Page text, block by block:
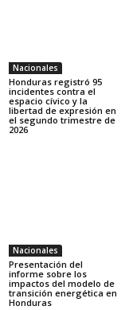
Nacionales
Honduras registró 95
incidentes contra el
espacio cívico y la
libertad de expresión en
el segundo trimestre de
2026
Nacionales
Presentación del
informe sobre los
impactos del modelo de
transición energética en
Honduras